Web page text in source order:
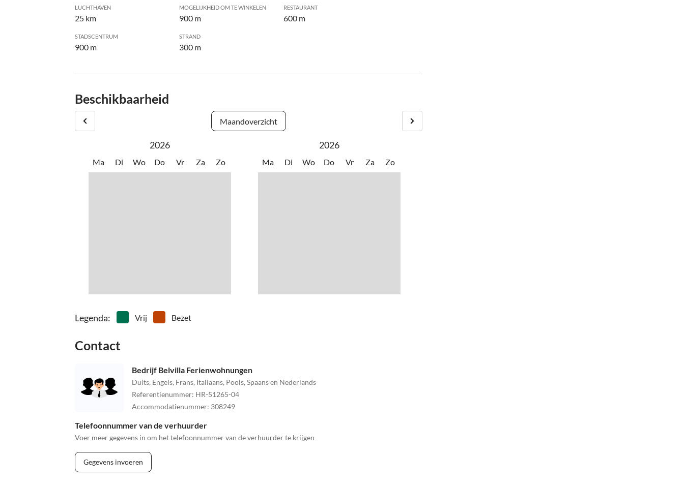
LUCHTHAVEN
25 km
MOGELIJKHEID OM TE WINKELEN
900 m
RESTAURANT
600 m
STADSCENTRUM
900 m
STRAND
300 m
Beschikbaarheid
Maandoverzicht
2026
Ma Di Wo Do Vr Za Zo
2026
Ma Di Wo Do Vr Za Zo
Legenda: Vrij Bezet
Contact
Bedrijf Belvilla Ferienwohnungen
Duits, Engels, Frans, Italiaans, Pools, Spaans en Nederlands
Referentienummer: HR-51265-04
Accommodatienummer: 308249
Telefoonnummer van de verhuurder
Voer meer gegevens in om het telefoonnummer van de verhuurder te krijgen
Gegevens invoeren